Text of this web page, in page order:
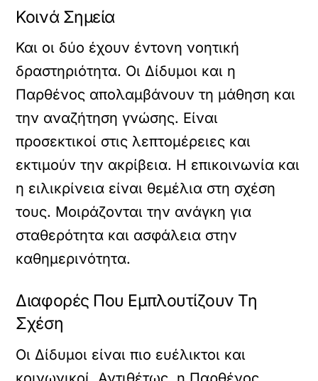
Κοινά Σημεία
Και οι δύο έχουν έντονη νοητική
δραστηριότητα. Οι Δίδυμοι και η
Παρθένος απολαμβάνουν τη μάθηση και
την αναζήτηση γνώσης. Είναι
προσεκτικοί στις λεπτομέρειες και
εκτιμούν την ακρίβεια. Η επικοινωνία και
η ειλικρίνεια είναι θεμέλια στη σχέση
τους. Μοιράζονται την ανάγκη για
σταθερότητα και ασφάλεια στην
καθημερινότητα.
Διαφορές Που Εμπλουτίζουν Τη
Σχέση
Οι Δίδυμοι είναι πιο ευέλικτοι και